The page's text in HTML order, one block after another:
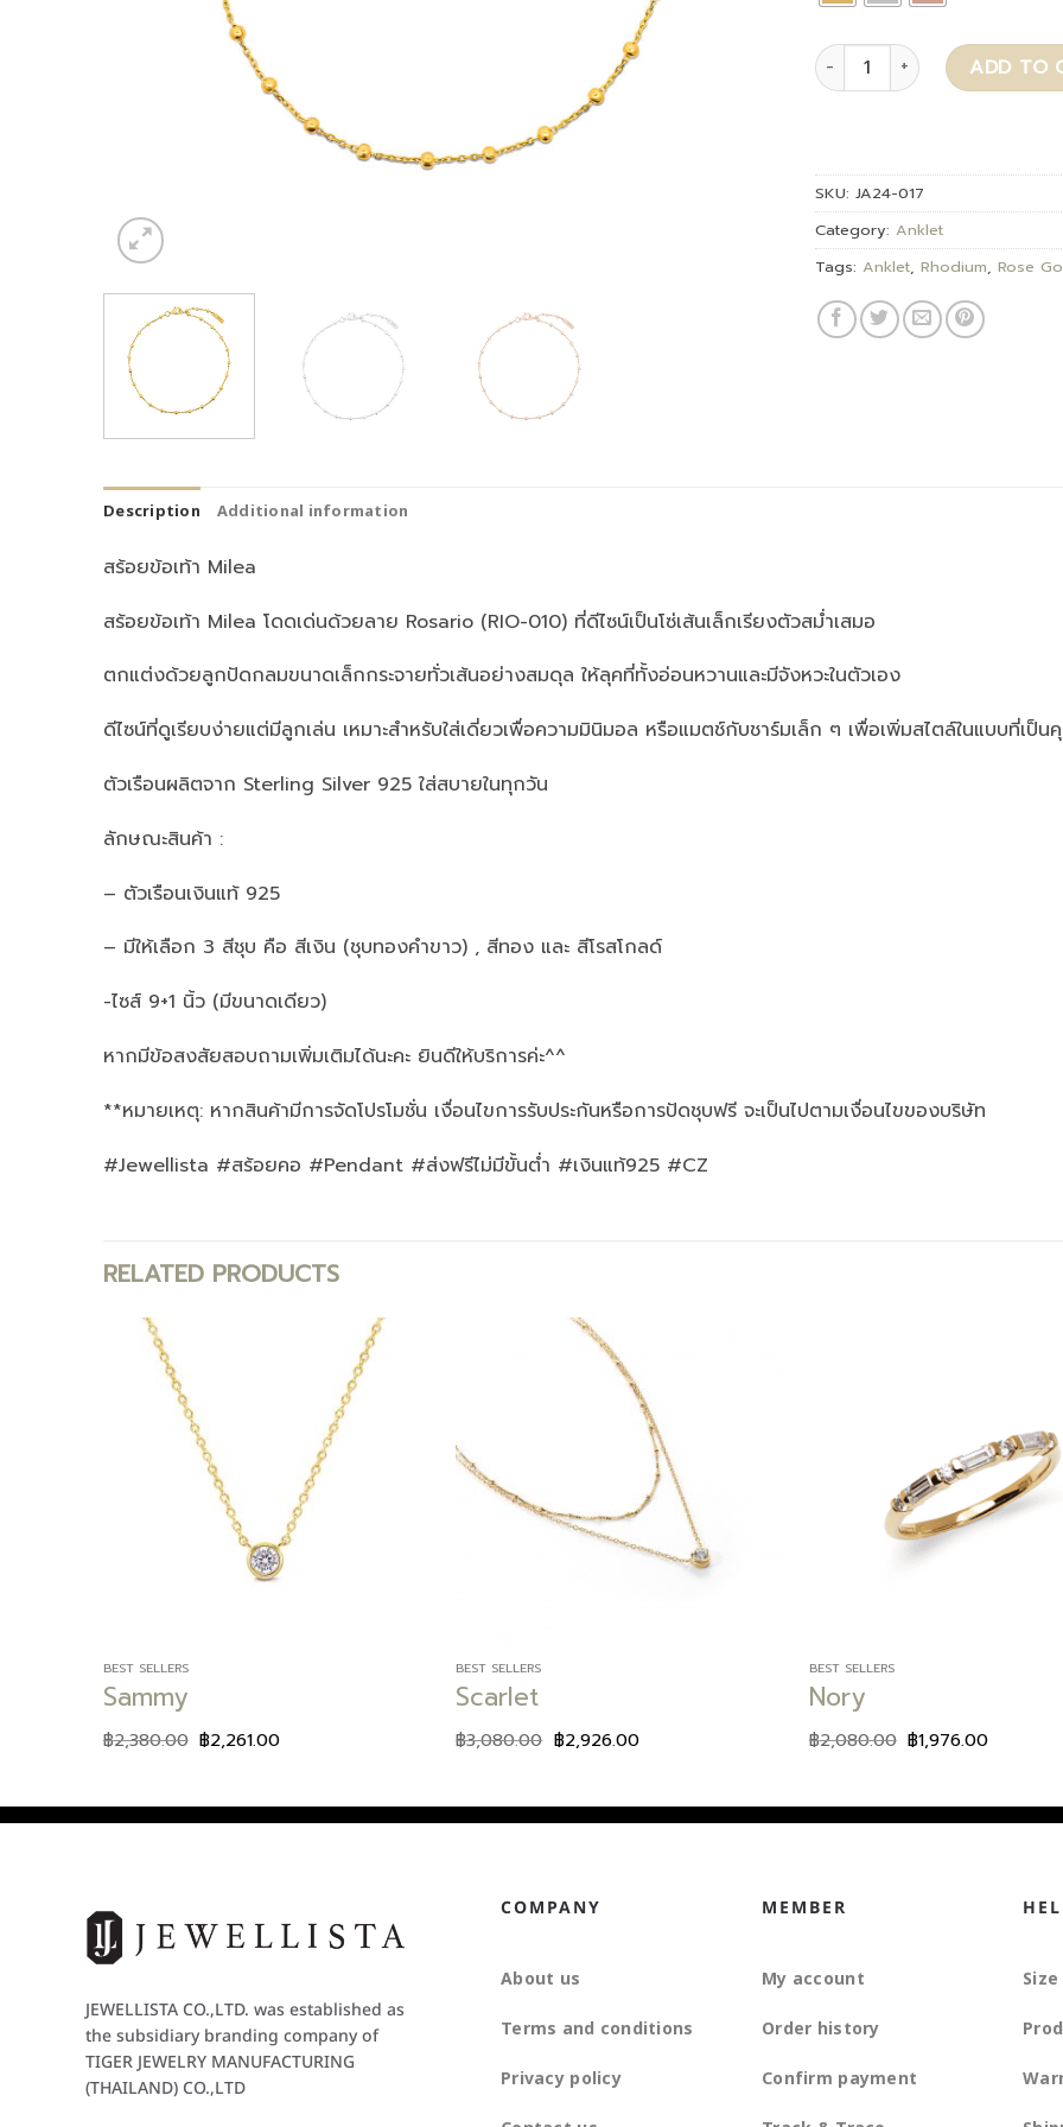
Milea quantity ADD TO
SKU: JA24-017
Category: Anklet
Tags: Anklet, Rhodium, Rose
Description Additional information
สร้อยข้อเท้า Milea
สร้อยข้อเท้า Milea โดดเด่นด้วยลาย Rosario (RIO-010) ที่ดีไซน์เป็นโซ่เส้นเล็กเรียงตัวสม่ำเสมอ
ตกแต่งด้วยลูกปัดกลมขนาดเล็กกระจายทั่วเส้นอย่างสมดุล ให้ลุคที่ทั้งอ่อนหวานและมีจังหวะในตัวเอง
ดีไซน์ที่ดูเรียบง่ายแต่มีลูกเล่น เหมาะสำหรับใส่เดี่ยวเพื่อความมินิมอล หรือแมตช์กับชาร์มเล็ก ๆ เพื่อเพิ่มสไตล์ในแบบที่เป็
ตัวเรือนผลิตจาก Sterling Silver 925 ใส่สบายในทุกวัน
ลักษณะสินค้า :
– ตัวเรือนเงินแท้ 925
– มีให้เลือก 3 สีชุบ คือ สีเงิน (ชุบทองคำขาว) , สีทอง และ สีโรสโกลด์
-ไซส์ 9+1 นิ้ว (มีขนาดเดียว)
หากมีข้อสงสัยสอบถามเพิ่มเติมได้นะคะ ยินดีให้บริการค่ะ^^
**หมายเหตุ: หากสินค้ามีการจัดโปรโมชั่น เงื่อนไขการรับประกันหรือการปัดชุบฟรี จะเป็นไปตามเงื่อนไขของบริษัท
#Jewellista #สร้อยคอ #Pendant #ส่งฟรีไม่มีขั้นต่ำ #เงินแท้925 #CZ
RELATED PRODUCTS
BEST SELLERS
Sammy
฿2,380.00 ฿2,261.00
BEST SELLERS
Scarlet
฿3,080.00 ฿2,926.00
BEST SELLERS
Nory
฿2,080.00 ฿1,976.00
JEWELLISTA CO.,LTD. was established as
the subsidiary branding company of
TIGER JEWELRY MANUFACTURING
(THAILAND) CO.,LTD
COMPANY
About us
Terms and conditions
Privacy policy
MEMBER
My account
Order history
Confirm payment